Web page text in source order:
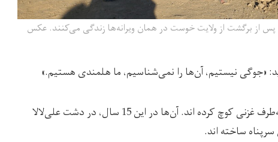
از برگشت از ولایت خوست‌ در همان ویرانه‌ها زندگی می‌کنند. عکس
«جوگی نیستیم، آن‌ها را نمی‌شناسیم، ما هلمندی هستیم.»
به‌ گفته‌ی محمد‌خان، آن‌ها 15 سال پیش از هلمند به‌طرف غزنی کوچ کرده اند. آن‌ها در این 15 سال، در دشت علی‌لالا
ساخته اند.